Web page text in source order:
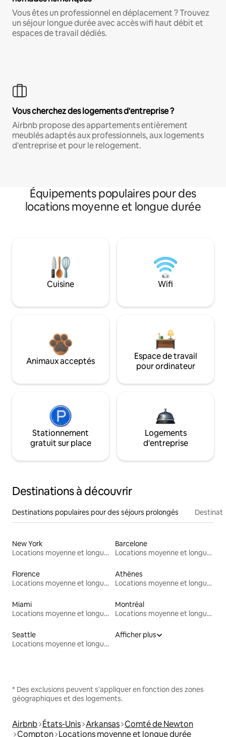
Vous êtes un professionnel en déplacement ? Trouvez
un séjour longue durée avec accès wifi haut débit et
espaces de travail dédiés.
Vous cherchez des logements d'entreprise ?
Airbnb propose des appartements entièrement
meublés adaptés aux professionnels, aux logements
d'entreprise et pour le relogement.
Équipements populaires pour des
locations moyenne et longue durée
Cuisine Wifi
Animaux acceptés
Espace de travail
pour ordinateur
Stationnement
gratuit sur place
Logements
d'entreprise
Destinations à découvrir
Destinations populaires pour des séjours prolongés
New York
Locations moyenne et longue durée
Barcelone
Locations moyenne et longue durée
Florence
Locations moyenne et longue durée
Athènes
Locations moyenne et longue durée
Miami
Locations moyenne et longue durée
Montréal
Locations moyenne et longue durée
Seattle
Locations moyenne et longue durée
Afficher plus
* Des exclusions peuvent s'appliquer en fonction des zones
géographiques et des logements.
Airbnb États-Unis Arkansas Comté de Newton
Compton Locations moyenne et longue durée